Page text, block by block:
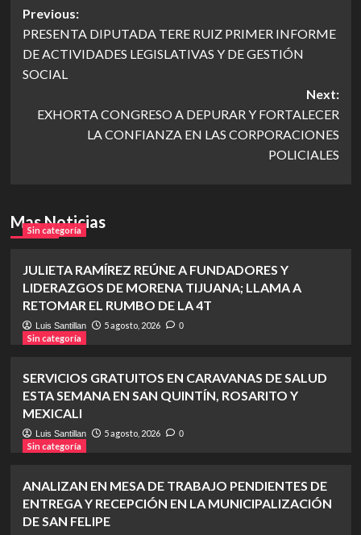
Post
navigation
Previous:
PRESENTA DIPUTADA TERE RUIZ PRIMER INFORME
DE ACTIVIDADES LEGISLATIVAS Y DE GESTIÓN
SOCIAL
Next:
EXHORTA CONGRESO A DEPURAR Y FORTALECER
LA CONFIANZA EN LAS CORPORACIONES
POLICIALES
Mas Noticias
Sin categoría
JULIETA RAMÍREZ REÚNE A FUNDADORES Y
LIDERAZGOS DE MORENA TIJUANA; LLAMA A
RETOMAR EL RUMBO DE LA 4T
Luis Santillan 5 agosto, 2026 0
Sin categoría
SERVICIOS GRATUITOS EN CARAVANAS DE SALUD
ESTA SEMANA EN SAN QUINTÍN, ROSARITO Y
MEXICALI
Luis Santillan 5 agosto, 2026 0
Sin categoría
ANALIZAN EN MESA DE TRABAJO PENDIENTES DE
ENTREGA Y RECEPCIÓN EN LA MUNICIPALIZACIÓN
DE SAN FELIPE